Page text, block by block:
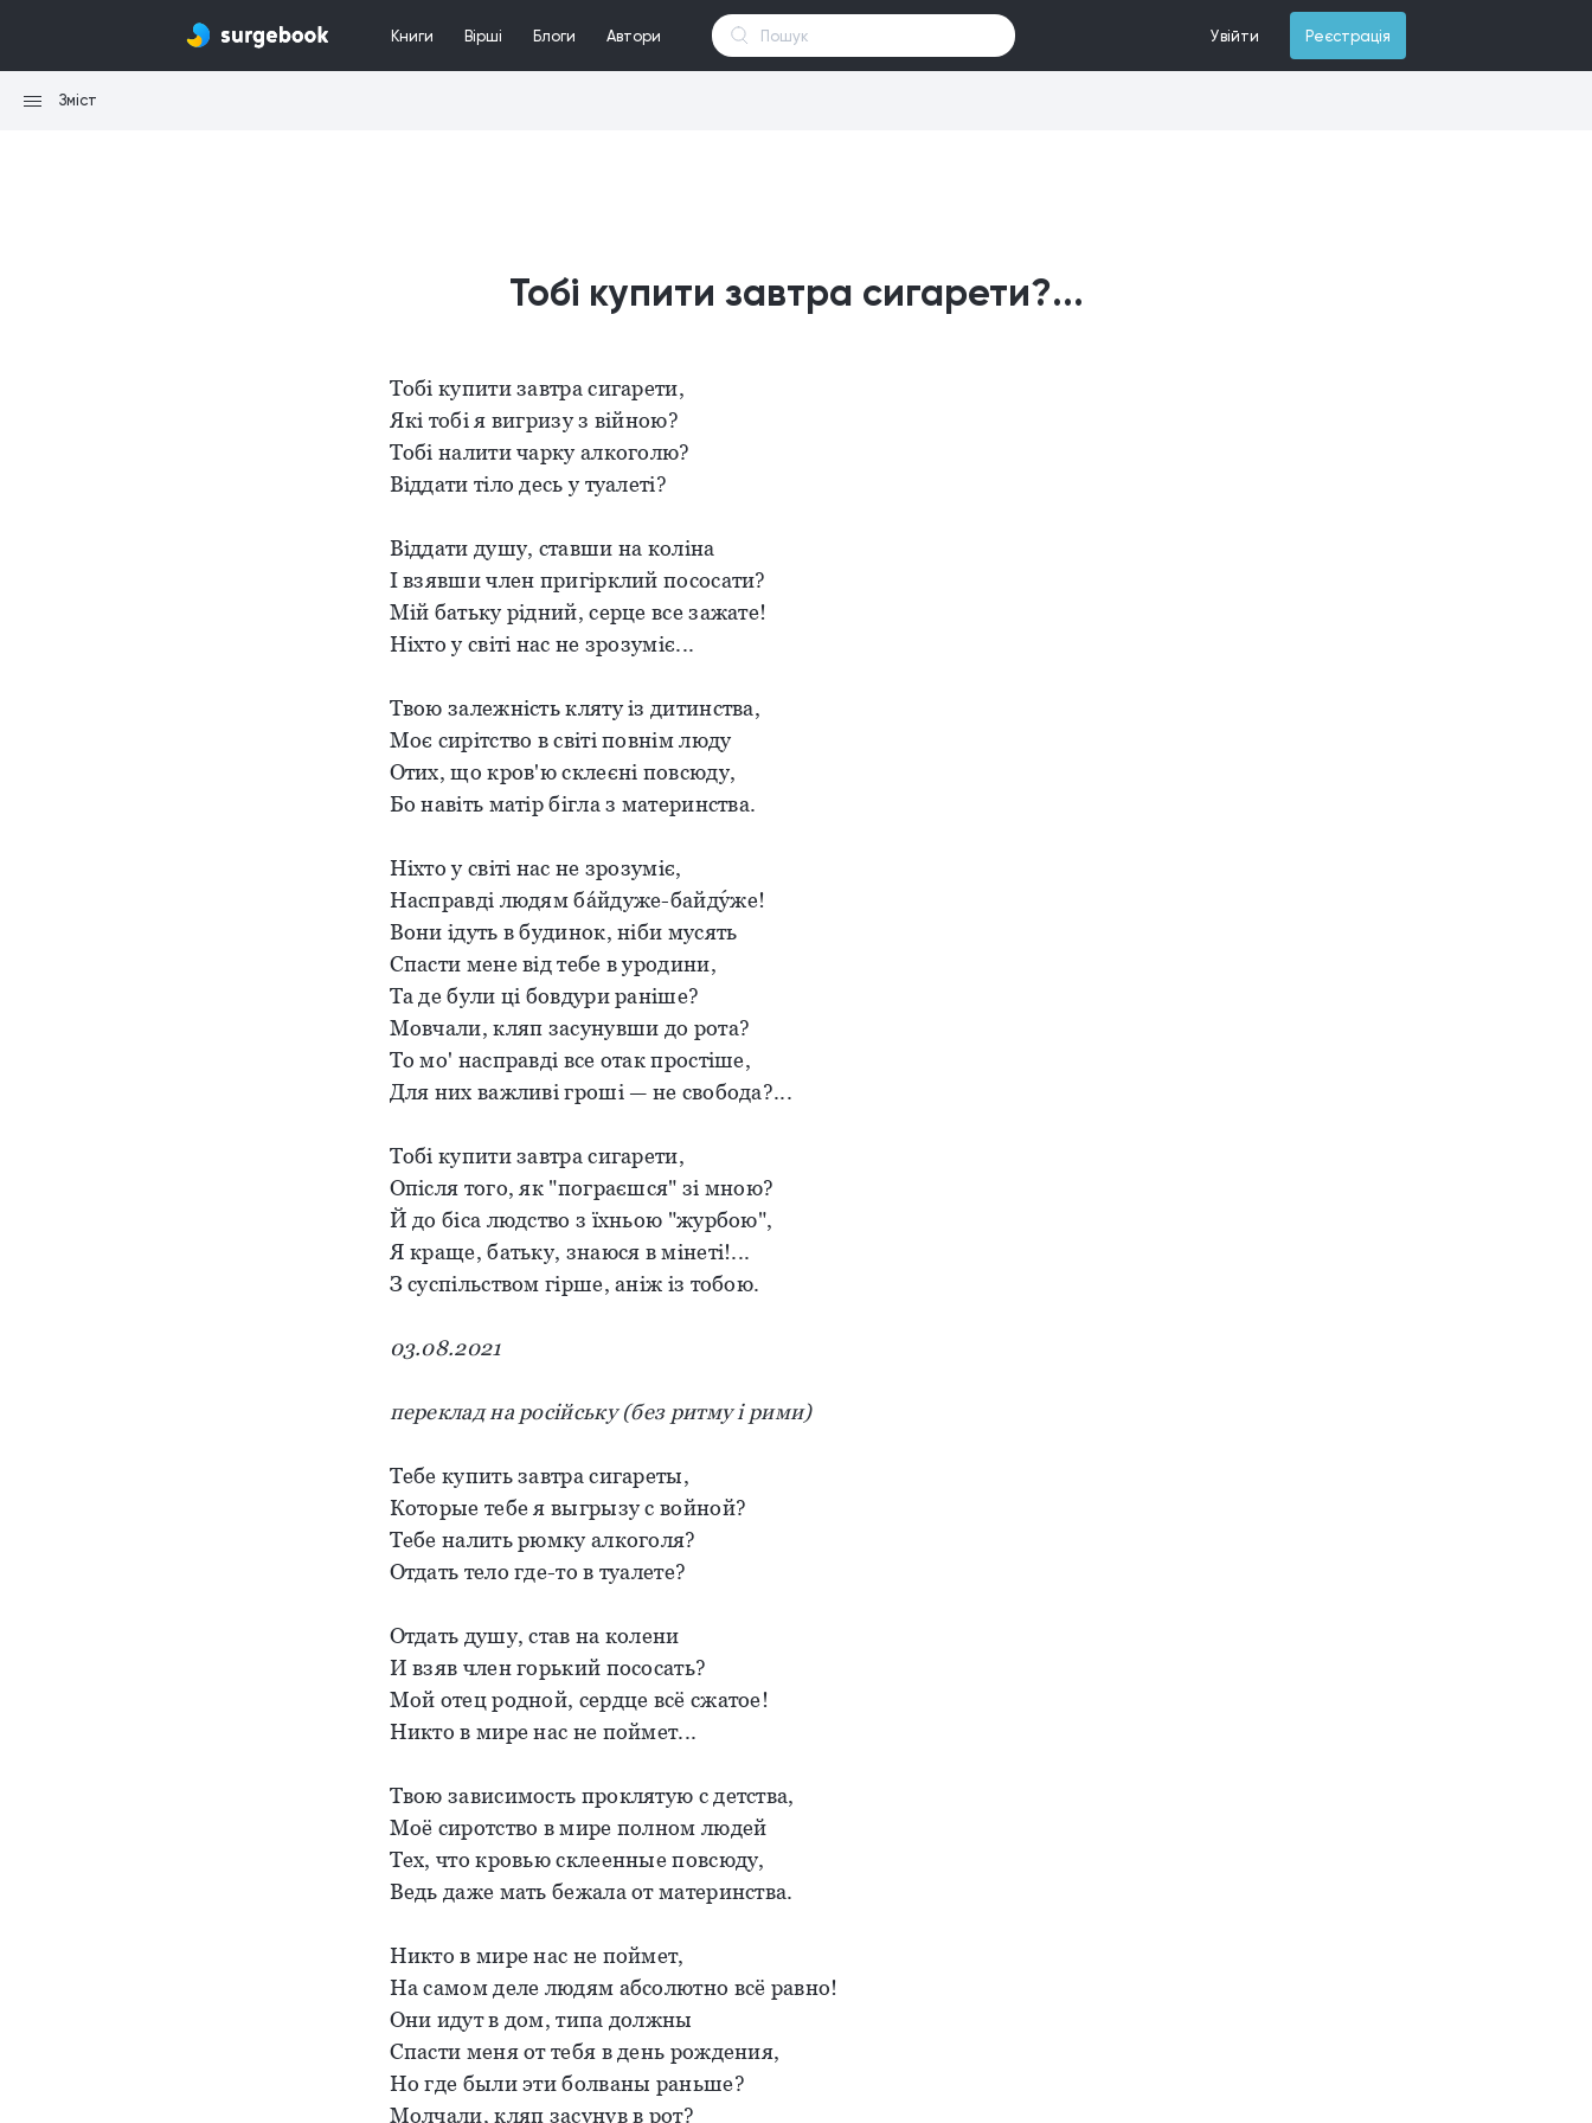
Книги Вірші Блоги Автори Увійти Реєстрація
Зміст
Тобі купити завтра сигарети?...
Тобі купити завтра сигарети,
Які тобі я вигризу з війною?
Тобі налити чарку алкоголю?
Віддати тіло десь у туалеті?
Віддати душу, ставши на коліна
І взявши член пригірклий пососати?
Мій батьку рідний, серце все зажате!
Ніхто у світі нас не зрозуміє...
Твою залежність кляту із дитинства,
Моє сирітство в світі повнім люду
Отих, що кров'ю склеєні повсюду,
Бо навіть матір бігла з материнства.
Ніхто у світі нас не зрозуміє,
Насправді людям бáйдуже-байду́же!
Вони ідуть в будинок, ніби мусять
Спасти мене від тебе в уродини,
Та де були ці бовдури раніше?
Мовчали, кляп засунувши до рота?
То мо' насправді все отак простіше,
Для них важливі гроші — не свобода?...
Тобі купити завтра сигарети,
Опісля того, як "пограєшся" зі мною?
Й до біса людство з їхньою "журбою",
Я краще, батьку, знаюся в мінеті!...
З суспільством гірше, аніж із тобою.
03.08.2021
переклад на російську (без ритму і рими)
Тебе купить завтра сигареты,
Которые тебе я выгрызу с войной?
Тебе налить рюмку алкоголя?
Отдать тело где-то в туалете?
Отдать душу, став на колени
И взяв член горький пососать?
Мой отец родной, сердце всё сжатое!
Никто в мире нас не поймет...
Твою зависимость проклятую с детства,
Моё сиротство в мире полном людей
Тех, что кровью склеенные повсюду,
Ведь даже мать бежала от материнства.
Никто в мире нас не поймет,
На самом деле людям абсолютно всё равно!
Они идут в дом, типа должны
Спасти меня от тебя в день рождения,
Но где были эти болваны раньше?
Молчали, кляп засунув в рот?